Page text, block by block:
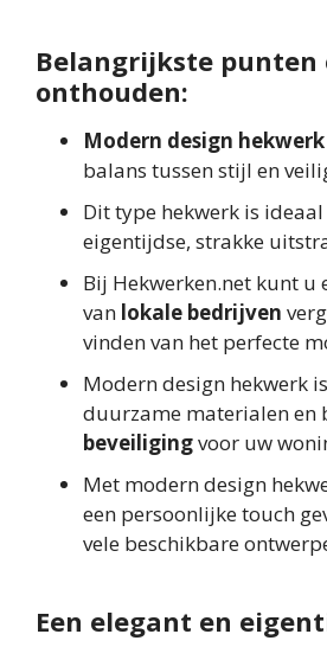
Belangrijkste punten
onthouden:
Modern design hekwerk
balans tussen stijl en
Dit type hekwerk is
eigentijdse, strakke
Bij Hekwerken.net kunt u
van lokale bedrijven
vinden van het perfecte
Modern design hekwerk
duurzame materialen en
beveiligingvoor uw
Met modern design
een persoonlijke touch
vele beschikbare
Een elegant en